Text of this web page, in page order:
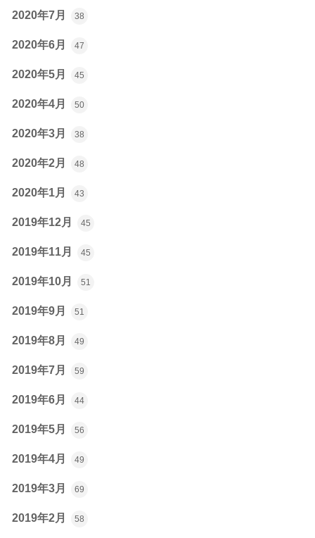
2020年7月 38
2020年6月 47
2020年5月 45
2020年4月 50
2020年3月 38
2020年2月 48
2020年1月 43
2019年12月 45
2019年11月 45
2019年10月 51
2019年9月 51
2019年8月 49
2019年7月 59
2019年6月 44
2019年5月 56
2019年4月 49
2019年3月 69
2019年2月 58